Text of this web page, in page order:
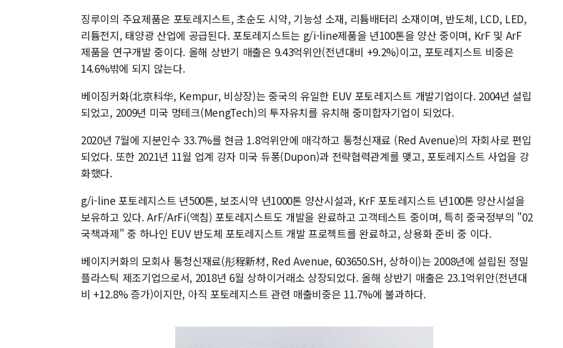
징루이의 주요제품은 포토레지스트, 초순도 시약, 기능성 소재, 리튬배터리 소재이며, 반도체, LCD, LED,
리튬전지, 태양광 산업에 공급된다. 포토레지스트는 g/i-line제품을 년100톤을 양산 중이며, KrF 및 ArF
제품을 연구개발 중이다. 올해 상반기 매출은 9.43억위안(전년대비 +9.2%)이고, 포토레지스트 비중은
14.6%밖에 되지 않는다.
베이징커화(北京科华, Kempur, 비상장)는 중국의 유일한 EUV 포토레지스트 개발기업이다. 2004년 설립
되었고, 2009년 미국 멍테크(MengTech)의 투자유치를 유치해 중미합자기업이 되었다.
2020년 7월에 지분인수 33.7%를 현금 1.8억위안에 매각하고 통청신재료 (Red Avenue)의 자회사로 편입
되었다. 또한 2021년 11월 업계 강자 미국 듀퐁(Dupon)과 전략협력관계를 맺고, 포토레지스트 사업을 강
화했다.
g/i-line 포토레지스트 년500톤, 보조시약 년1000톤 양산시설과, KrF 포토레지스트 년100톤 양산시설을
보유하고 있다. ArF/ArFi(액침) 포토레지스트도 개발을 완료하고 고객테스트 중이며, 특히 중국정부의 "02
국책과제" 중 하나인 EUV 반도체 포토레지스트 개발 프로젝트를 완료하고, 상용화 준비 중 이다.
베이지커화의 모회사 통청신재료(彤程新材, Red Avenue, 603650.SH, 상하이)는 2008년에 설립된 정밀
플라스틱 제조기업으로서, 2018년 6월 상하이거래소 상장되었다. 올해 상반기 매출은 23.1억위안(전년대
비 +12.8% 증가)이지만, 아직 포토레지스트 관련 매출비중은 11.7%에 불과하다.